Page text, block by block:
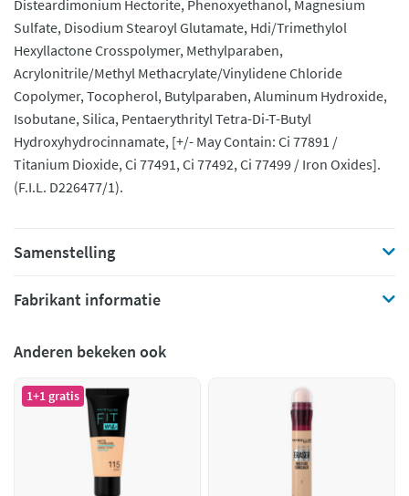
Disteardimonium Hectorite, Phenoxyethanol, Magnesium
Sulfate, Disodium Stearoyl Glutamate, Hdi/Trimethylol
Hexyllactone Crosspolymer, Methylparaben,
Acrylonitrile/Methyl Methacrylate/Vinylidene Chloride
Copolymer, Tocopherol, Butylparaben, Aluminum Hydroxide,
Isobutane, Silica, Pentaerythrityl Tetra-Di-T-Butyl
Hydroxyhydrocinnamate, [+/- May Contain: Ci 77891 /
Titanium Dioxide, Ci 77491, Ci 77492, Ci 77499 / Iron Oxides].
(F.I.L. D226477/1).
Samenstelling
Fabrikant informatie
Anderen bekeken ook
1+1 gratis